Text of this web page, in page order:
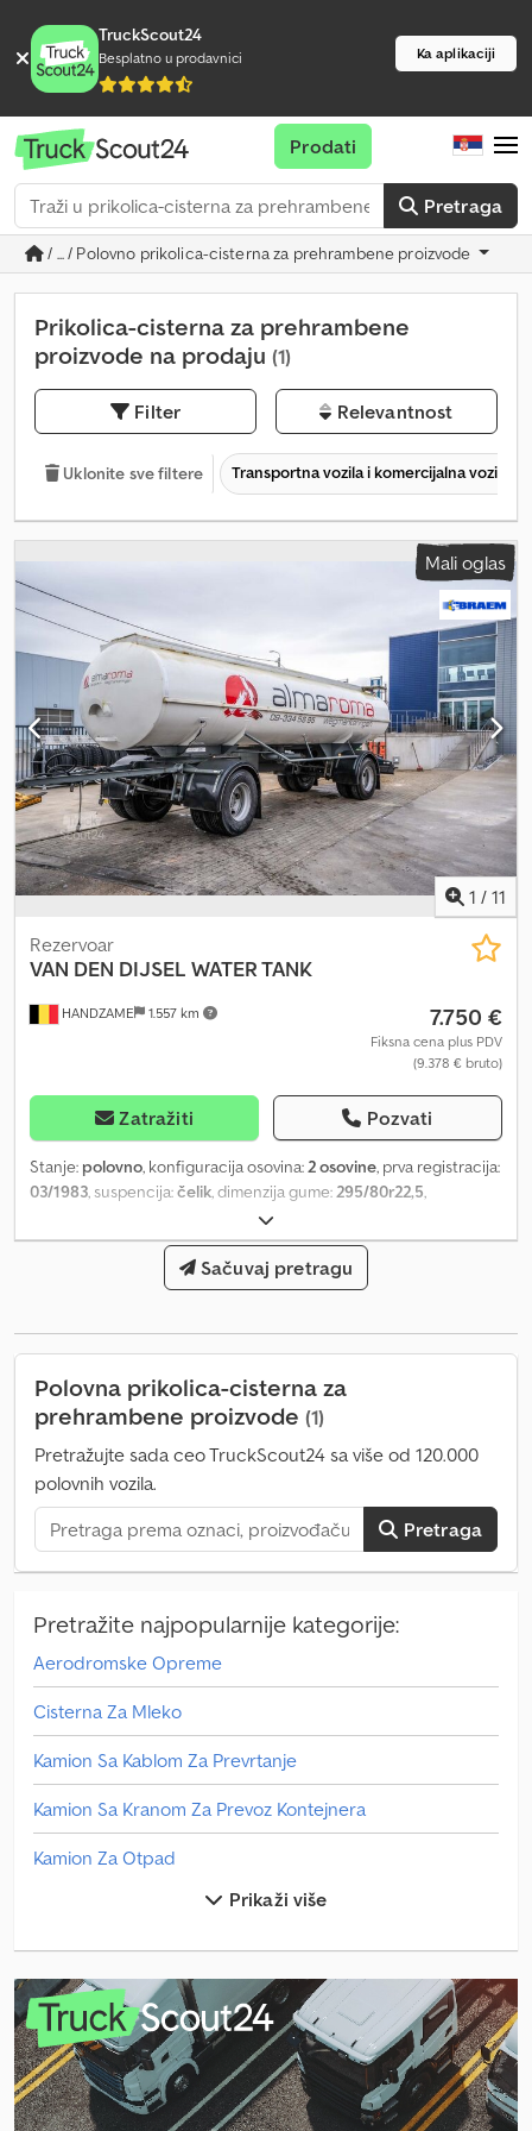
TruckScout24
Besplatno u prodavnici Ka aplikaciji
Pretraga
Prodati
/ ... / Polovno prikolica-cisterna za prehrambene proizvode
Prikolica-cisterna za prehrambene
proizvode na prodaju (1)
Filter Relevantnost
Uklonite sve filtere Transportna vozila i komercijalna vozila
Mali oglas
1 / 11
HANDZAME 1.557 km
Rezervoar
VAN DEN DIJSEL WATER TANK
7.750 €
Fiksna cena plus PDV
(9.378 € bruto)
Zatražiti Pozvati
Stanje: polovno, konfiguracija osovina:2 osovine, prva registracija:
03/1983, suspencija:čelik, dimenzija gume:295/80r22,5,
4.600 mm
Dimenzija pneumatika: 295/80r22,5 Vešanje: lisnate opruge
Osovina 1: dvostruka guma Osovina 2: dvostruka guma Chodpfx
Aeyku Tlsdzja Pogon: na točkove Prazna masa: 5.380 kg Nosivost:
Sačuvaj pretragu
Polovna prikolica-cisterna za
prehrambene proizvode (1)
Pretražujte sada ceo TruckScout24 sa više od 120.000
polovnih vozila.
Pretraga
Pretražite najpopularnije kategorije:
Aerodromske Opreme
Cisterna Za Mleko
Kamion Sa Kablom Za Prevrtanje
Kamion Sa Kranom Za Prevoz Kontejnera
Kamion Za Otpad
Manevarsko Vozilo
Mercedes Benz Autobus
Mercedes Benz Minibus
Mercedes Benz Traktori
Prikaži više